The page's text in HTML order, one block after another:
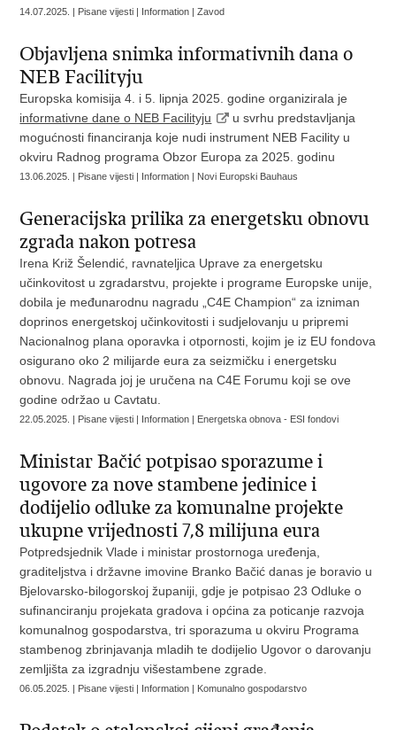
14.07.2025. | Pisane vijesti | Information | Zavod
Objavljena snimka informativnih dana o
NEB Facilityju
Europska komisija 4. i 5. lipnja 2025. godine organizirala je
informativne dane o NEB Facilityju
u svrhu predstavljanja
mogućnosti financiranja koje nudi instrument NEB Facility u
okviru Radnog programa Obzor Europa za 2025. godinu
13.06.2025. | Pisane vijesti | Information | Novi Europski Bauhaus
Generacijska prilika za energetsku obnovu
zgrada nakon potresa
Irena Križ Šelendić, ravnateljica Uprave za energetsku
učinkovitost u zgradarstvu, projekte i programe Europske unije,
dobila je međunarodnu nagradu „C4E Champion“ za izniman
doprinos energetskoj učinkovitosti i sudjelovanju u pripremi
Nacionalnog plana oporavka i otpornosti, kojim je iz EU fondova
osigurano oko 2 milijarde eura za seizmičku i energetsku
obnovu. Nagrada joj je uručena na C4E Forumu koji se ove
godine održao u Cavtatu.
22.05.2025. | Pisane vijesti | Information | Energetska obnova - ESI fondovi
Ministar Bačić potpisao sporazume i
ugovore za nove stambene jedinice i
dodijelio odluke za komunalne projekte
ukupne vrijednosti 7,8 milijuna eura
Potpredsjednik Vlade i ministar prostornoga uređenja,
graditeljstva i državne imovine Branko Bačić danas je boravio u
Bjelovarsko-bilogorskoj županiji, gdje je potpisao 23 Odluke o
sufinanciranju projekata gradova i općina za poticanje razvoja
komunalnog gospodarstva, tri sporazuma u okviru Programa
stambenog zbrinjavanja mladih te dodijelio Ugovor o darovanju
zemljišta za izgradnju višestambene zgrade.
06.05.2025. | Pisane vijesti | Information | Komunalno gospodarstvo